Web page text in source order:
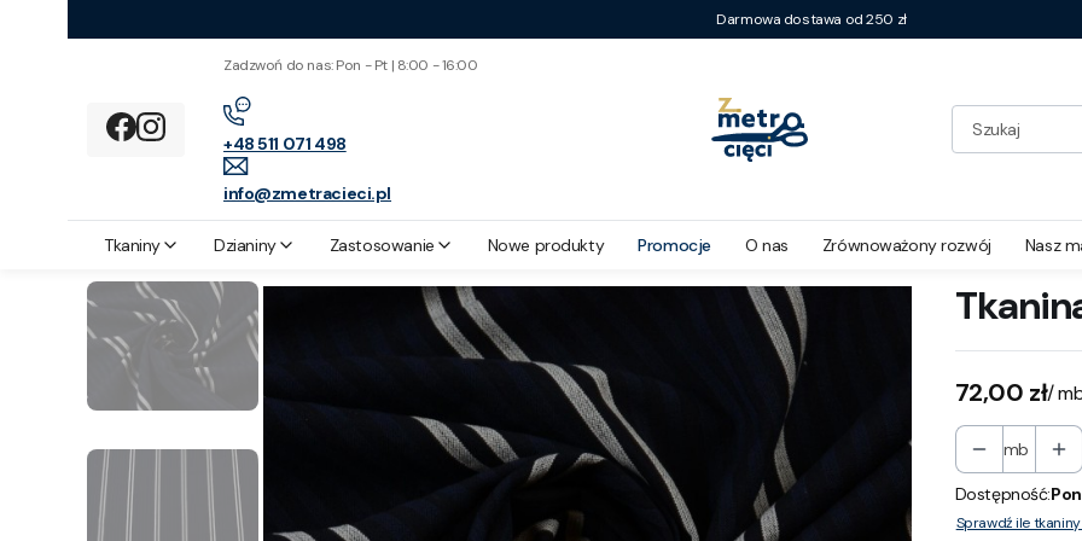
Darmowa dostawa od 250 zł
Zadzwoń do nas: Pon - Pt | 8:00 - 16:00
+48 511 071 498
info@zmetracieci.pl
Tkaniny Dzianiny Zastosowanie Nowe produkty Promocje O nas Zrównoważony rozwój Nasz
Cena
72,00 zł/
mb
Dostępność:
Sprawdź ile